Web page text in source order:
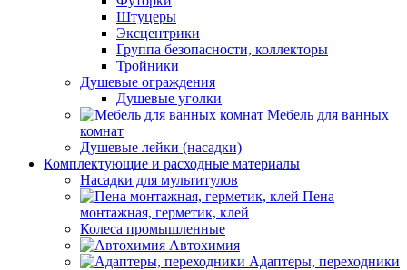
Штуцеры
Эксцентрики
Группа безопасности, коллекторы
Тройники
Душевые ограждения
Душевые уголки
Мебель для ванных
комнат
Душевые лейки (насадки)
Комплектующие и расходные материалы
Насадки для мультитулов
Пена
монтажная, герметик, клей
Колеса промышленные
Автохимия
Адаптеры, переходники